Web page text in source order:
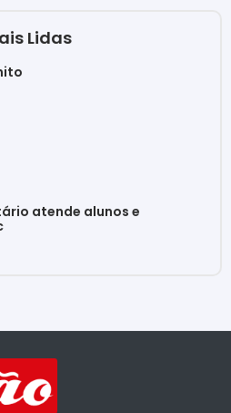
Lidas
atende alunos e